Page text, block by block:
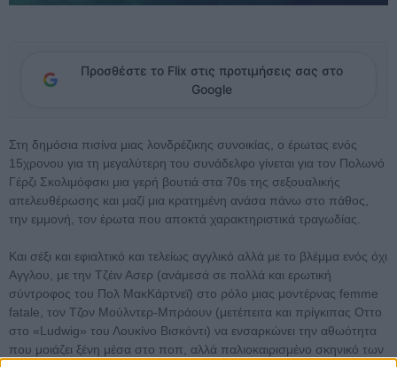
Προσθέστε το Flix στις προτιμήσεις σας στο
Google
Στη δημόσια πισίνα μιας λονδρέζικης συνοικίας, ο έρωτας ενός
15χρονου για τη μεγαλύτερη του συνάδελφο γίνεται για τον Πολωνό
Γέρζι Σκολιμόφσκι μια γερή βουτιά στα 70s της σεξουαλικής
απελευθέρωσης και μαζί μια κρατημένη ανάσα πάνω στο πάθος,
την εμμονή, τον έρωτα που αποκτά χαρακτηριστικά τραγωδίας.
Και σέξι και εφιαλτικό και τελείως αγγλικό αλλά με το βλέμμα ενός όχι
Αγγλου, με την Τζέιν Ασερ (ανάμεσά σε πολλά και ερωτική
σύντροφος του Πολ ΜακΚάρτνεϊ) στο ρόλο μιας μοντέρνας femme
fatale, τον Τζον Μούλντερ-Μπράουν (μετέπειτα και πρίγκιπας Οττο
στο «Ludwig» του Λουκίνο Βισκόντι) να ενσαρκώνει την αθωότητα
που μοιάζει ξένη μέσα στο ποπ, αλλά παλιοκαιρισμένο σκηνικό των